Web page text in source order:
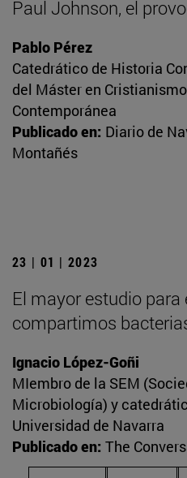
Paul Johnson, el
Pablo Pérez
Catedrático de Historia
del Máster en
Contemporánea
Publicado en: Diario de
Montañés
23 | 01 | 2023
El mayor estudio
compartimos
Ignacio López-Goñi
MIembro de la SEM
Microbiología) y
Universidad de Navarra
Publicado en: The